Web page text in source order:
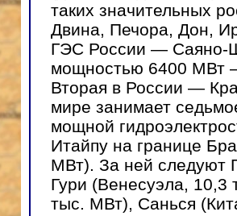
таких значительных
Двина, Печора, Дон,
ГЭС России — Саяно-
мощностью 6400 МВт
Вторая в России —
мире занимает
мощной
Итайпу на границе
МВт). За ней следуют
Гури (Венесуэла, 10,3
тыс. МВт), Санься